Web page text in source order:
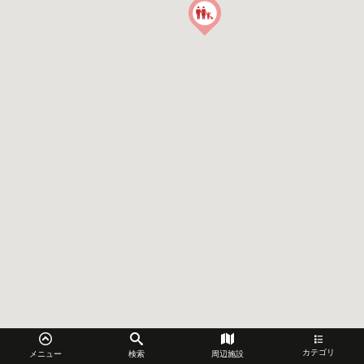
メニュー 検索 周辺施設 カテゴリ